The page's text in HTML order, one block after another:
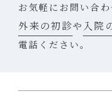
お気軽にお問い合
外来の初診や 入院
電話ください。